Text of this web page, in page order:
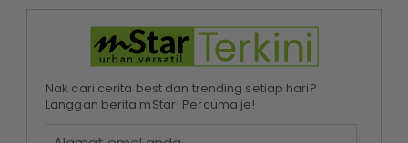
Nak cari cerita best dan trending setiap hari?
Langgan berita mStar! Percuma je!